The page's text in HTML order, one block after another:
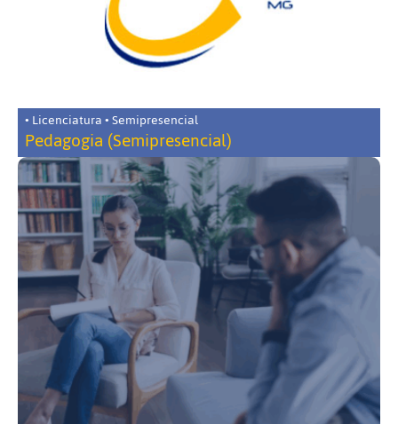
• Licenciatura • Semipresencial
Pedagogia (Semipresencial)